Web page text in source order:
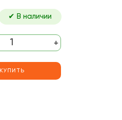
✔ В наличии
+
КУПИТЬ